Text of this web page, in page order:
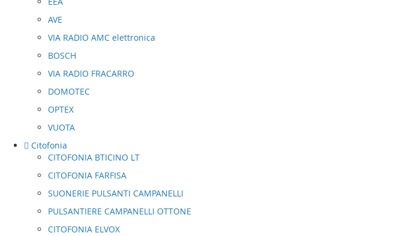
AVE
VIA RADIO AMC elettronica
BOSCH
VIA RADIO FRACARRO
DOMOTEC
OPTEX
VUOTA
Citofonia
CITOFONIA BTICINO LT
CITOFONIA FARFISA
SUONERIE PULSANTI CAMPANELLI
PULSANTIERE CAMPANELLI OTTONE
CITOFONIA ELVOX